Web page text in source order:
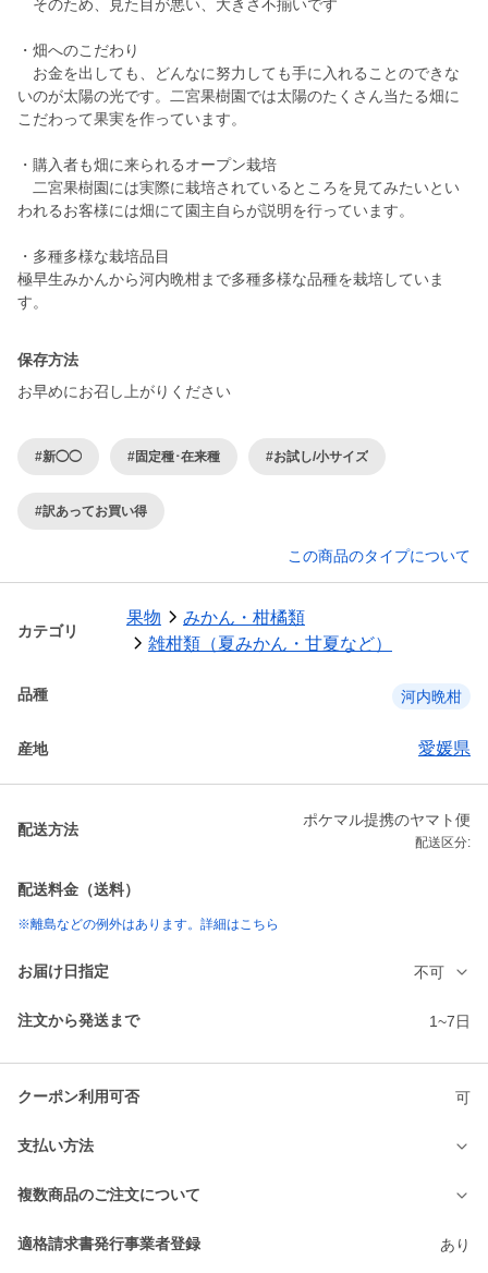
そのため、見た目が悪い、大きさ不揃いです
・畑へのこだわり
お金を出しても、どんなに努力しても手に入れることのできな
いのが太陽の光です。二宮果樹園では太陽のたくさん当たる畑に
こだわって果実を作っています。
・購入者も畑に来られるオープン栽培
二宮果樹園には実際に栽培されているところを見てみたいとい
われるお客様には畑にて園主自らが説明を行っています。
・多種多様な栽培品目
極早生みかんから河内晩柑まで多種多様な品種を栽培していま
保存方法
お早めにお召し上がりください
#新◯◯ #固定種･在来種 #お試し/小サイズ
#訳あってお買い得
この商品のタイプについて
カテゴリ
果物
みかん・柑橘類
雑柑類（夏みかん・甘夏など）
品種 河内晩柑
産地 愛媛県
配送方法
ポケマル提携のヤマト便
配送区分:
配送料金（送料）
※離島などの例外はあります。詳細はこちら
お届け日指定 不可
注文から発送まで 1~7日
クーポン利用可否 可
支払い方法
複数商品のご注文について
適格請求書発行事業者登録 あり